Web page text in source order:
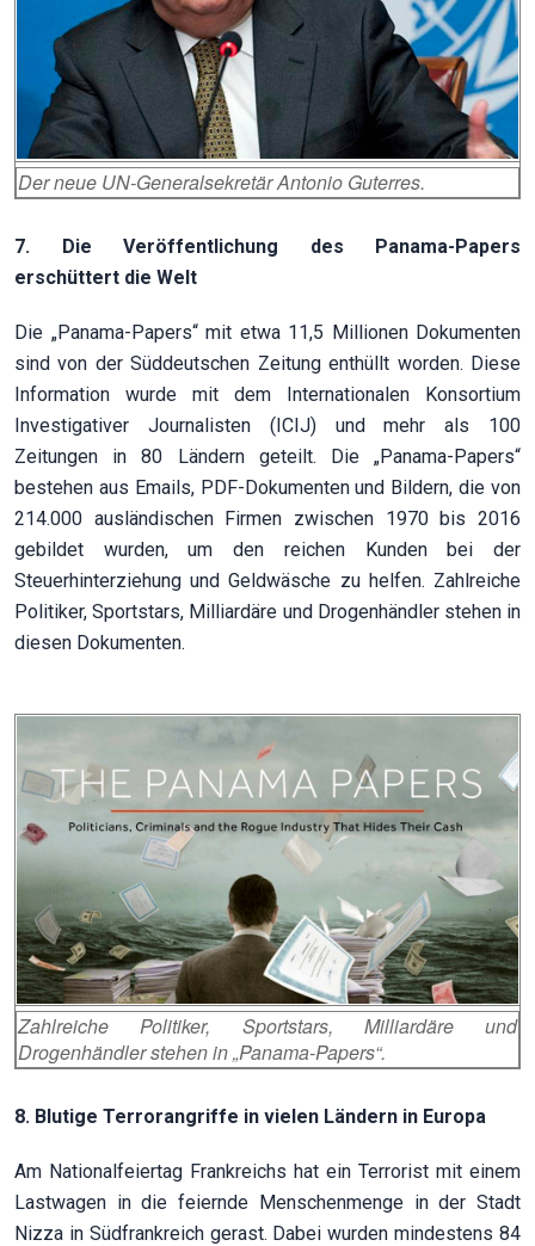
Der neue UN-Generalsekretär Antonio Guterres.
7. Die Veröffentlichung des Panama-Papers
erschüttert die Welt
Die „Panama-Papers“ mit etwa 11,5 Millionen Dokumenten
sind von der Süddeutschen Zeitung enthüllt worden. Diese
Information wurde mit dem Internationalen Konsortium
Investigativer Journalisten (ICIJ) und mehr als 100
Zeitungen in 80 Ländern geteilt. Die „Panama-Papers“
bestehen aus Emails, PDF-Dokumenten und Bildern, die von
214.000 ausländischen Firmen zwischen 1970 bis 2016
gebildet wurden, um den reichen Kunden bei der
Steuerhinterziehung und Geldwäsche zu helfen. Zahlreiche
Politiker, Sportstars, Milliardäre und Drogenhändler stehen in
diesen Dokumenten.
Zahlreiche Politiker, Sportstars, Milliardäre und
Drogenhändler stehen in „Panama-Papers“.
8. Blutige Terrorangriffe in vielen Ländern in Europa
Am Nationalfeiertag Frankreichs hat ein Terrorist mit einem
Lastwagen in die feiernde Menschenmenge in der Stadt
Nizza in Südfrankreich gerast. Dabei wurden mindestens 84